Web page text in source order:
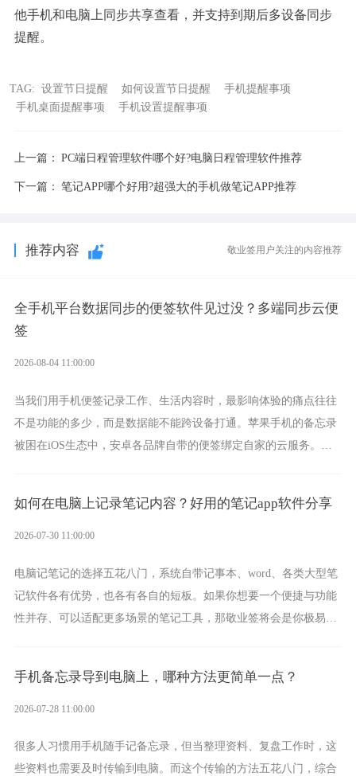
他手机和电脑上同步共享查看，并支持到期后多设备同步
提醒。
TAG: 设置节日提醒 如何设置节日提醒
手机提醒事项
手机桌面提醒事项
手机设置提醒事项
上一篇： PC端日程管理软件哪个好?电脑日程管理软件推荐
下一篇： 笔记APP哪个好用?超强大的手机做笔记APP推荐
推荐内容 敬业签用户关注的内容推荐
全手机平台数据同步的便签软件见过没？多端同步云便
签
2026-08-04 11:00:00
当我们用手机便签记录工作、生活内容时，最影响体验的痛点往往
不是功能的多少，而是数据能不能跨设备打通。苹果手机的备忘录
被困在iOS生态中，安卓各品牌自带的便签绑定自家的云服务。而
如何在电脑上记录笔记内容？好用的笔记app软件分享
2026-07-30 11:00:00
电脑记笔记的选择五花八门，系统自带记事本、word、各类大型笔
记软件各有优势，也各有各自的短板。如果你想要一个便捷与功能
性并存、可以适配更多场景的笔记工具，那敬业签将会是你极易上
手机备忘录导到电脑上，哪种方法更简单一点？
2026-07-28 11:00:00
很多人习惯用手机随手记备忘录，但当整理资料、复盘工作时，这
些资料也需要及时传输到电脑。而这个传输的方法五花八门，综合